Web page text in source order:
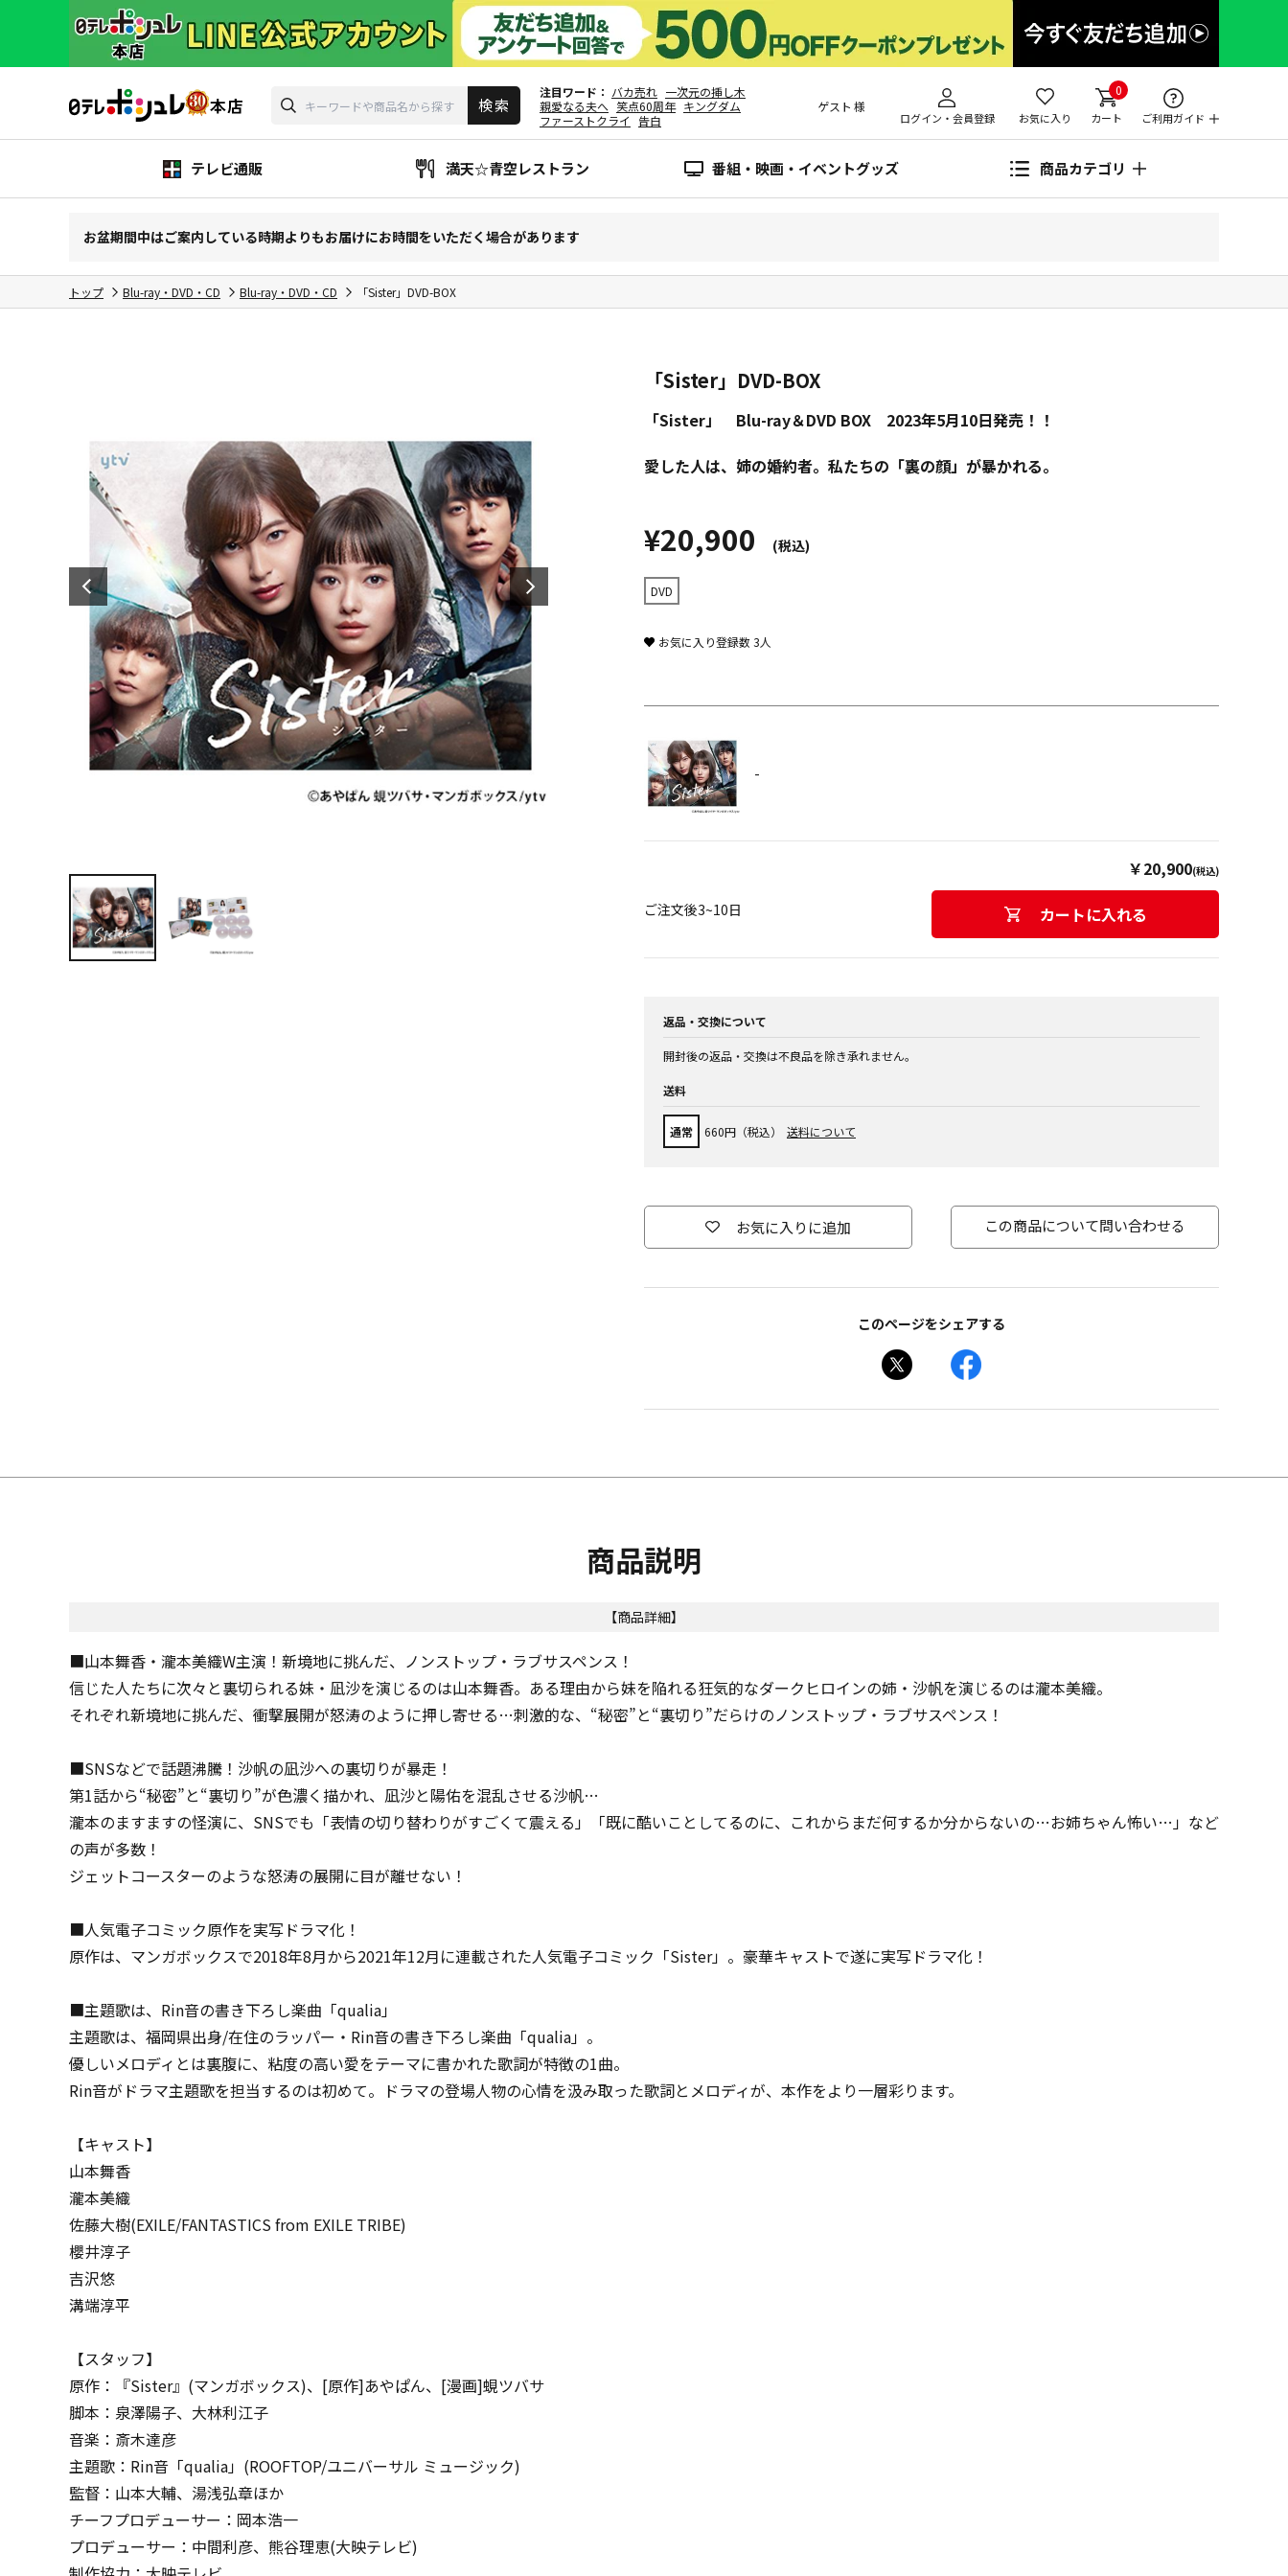
注目ワード バカ売れ 一次元の挿し木
親愛なる夫へ 笑点60周年 キングダム
ファーストクライ
告白
ゲスト 様
ログイン・会員登録 お気に入り
0
カート ご利用ガイド
テレビ通販 満天☆青空レストラン 番組・映画・イベントグッズ 商品カテゴリ
お盆期間中はご案内している時期よりもお届けにお時間をいただく場合があります
トップ Blu-ray・DVD・CD Blu-ray・DVD・CD 「Sister」DVD-BOX
「Sister」DVD-BOX
「Sister」 Blu-ray＆DVD BOX 2023年5月10日発売！！
愛した人は、姉の婚約者。私たちの「裏の顔」が暴かれる。
¥20,900 (税込)
DVD
お気に入り登録数3人
-
￥20,900(税込)
ご注文後3~10日 カートに入れる
返品・交換について
開封後の返品・交換は不良品を除き承れません。
送料
通常 660円（税込） 送料について
お気に入りに追加 この商品について問い合わせる
このページをシェアする
商品説明
【商品詳細】
■山本舞香・瀧本美織W主演！新境地に挑んだ、ノンストップ・ラブサスペンス！
信じた人たちに次々と裏切られる妹・凪沙を演じるのは山本舞香。ある理由から妹を陥れる狂気的なダークヒロインの姉・沙帆を演じるのは瀧本美織。
それぞれ新境地に挑んだ、衝撃展開が怒涛のように押し寄せる…刺激的な、“秘密”と“裏切り”だらけのノンストップ・ラブサスペンス！
■SNSなどで話題沸騰！沙帆の凪沙への裏切りが暴走！
第1話から“秘密”と“裏切り”が色濃く描かれ、凪沙と陽佑を混乱させる沙帆…
瀧本のますますの怪演に、SNSでも「表情の切り替わりがすごくて震える」「既に酷いことしてるのに、これからまだ何するか分からないの…お姉ちゃん怖い…」など
の声が多数！
ジェットコースターのような怒涛の展開に目が離せない！
■人気電子コミック原作を実写ドラマ化！
原作は、マンガボックスで2018年8月から2021年12月に連載された人気電子コミック「Sister」。豪華キャストで遂に実写ドラマ化！
■主題歌は、Rin音の書き下ろし楽曲「qualia」
主題歌は、福岡県出身/在住のラッパー・Rin音の書き下ろし楽曲「qualia」。
優しいメロディとは裏腹に、粘度の高い愛をテーマに書かれた歌詞が特徴の1曲。
Rin音がドラマ主題歌を担当するのは初めて。ドラマの登場人物の心情を汲み取った歌詞とメロディが、本作をより一層彩ります。
【キャスト】
山本舞香
瀧本美織
佐藤大樹(EXILE/FANTASTICS from EXILE TRIBE)
櫻井淳子
吉沢悠
溝端淳平
【スタッフ】
原作：『Sister』(マンガボックス)、[原作]あやぱん、[漫画]蜆ツバサ
脚本：泉澤陽子、大林利江子
音楽：斎木達彦
主題歌：Rin音「qualia」(ROOFTOP/ユニバーサル ミュージック)
監督：山本大輔、湯浅弘章ほか
チーフプロデューサー：岡本浩一
プロデューサー：中間利彦、熊谷理恵(大映テレビ)